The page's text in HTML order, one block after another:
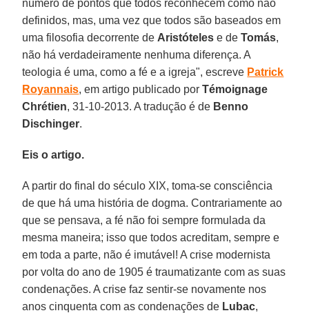
número de pontos que todos reconhecem como não
definidos, mas, uma vez que todos são baseados em
uma filosofia decorrente de Aristóteles e deTomás,
não há verdadeiramente nenhuma diferença. A
teologia é uma, como a fé e a igreja", escreve Patrick
Royannais, em artigo publicado porTémoignage
Chrétien, 31-10-2013. A tradução é de Benno
Dischinger.
Eis o artigo.
A partir do final do século XIX, toma-se consciência
de que há uma história de dogma. Contrariamente ao
que se pensava, a fé não foi sempre formulada da
mesma maneira; isso que todos acreditam, sempre e
em toda a parte, não é imutável! A crise modernista
por volta do ano de 1905 é traumatizante com as suas
condenações. A crise faz sentir-se novamente nos
anos cinquenta com as condenações de Lubac,